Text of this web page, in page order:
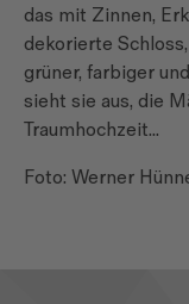
das mit Zinnen,
dekorierte
grüner, farbiger
sieht sie aus, die
Traumhochzeit...
Foto: Werner